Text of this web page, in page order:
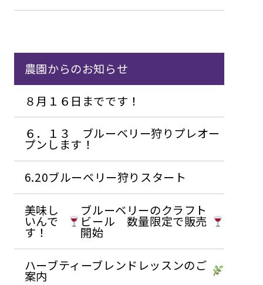
農園からのお知らせ
８月１６日までです！
６．１３ ブルーベリー狩りプレオー
プンします！
6.20ブルーベリー狩りスタート
美味し
いんで
す！
ブルーベリーのクラフト
ビール 数量限定で販売
開始
ハーブティーブレンドレッスンのご
案内